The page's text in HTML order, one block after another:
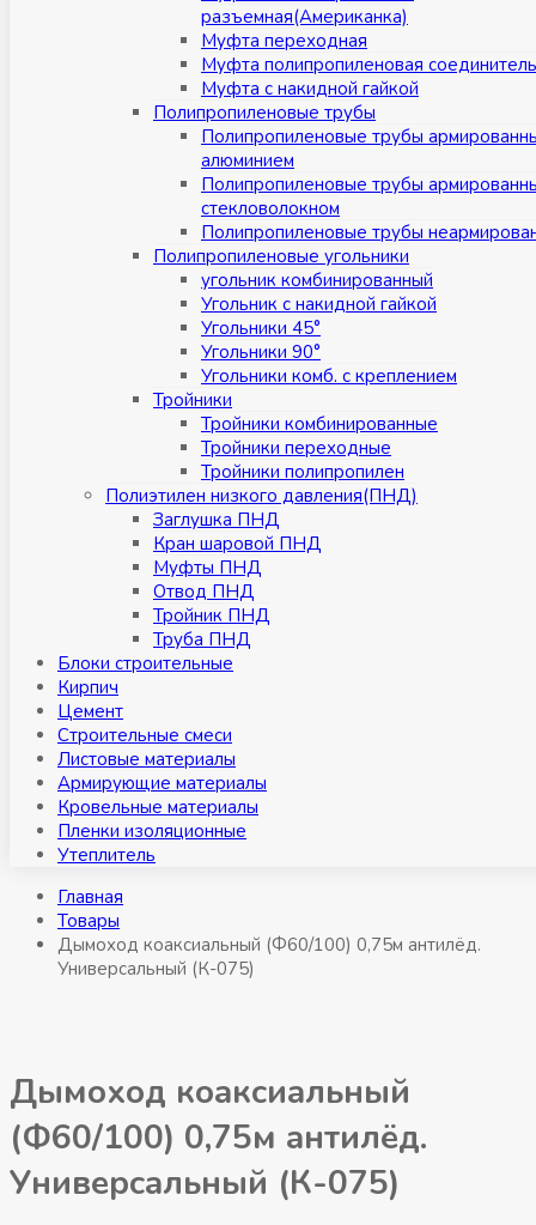
разъемная(Американка)
Муфта переходная
Муфта полипропиленовая
Муфта с накидной гайкой
Полипропиленовые трубы
Полипропиленовые трубы
алюминием
Полипропиленовые трубы
стекловолокном
Полипропиленовые трубы
Полипропиленовые угольники
угольник комбинированный
Угольник с накидной гайкой
Угольники 45°
Угольники 90°
Угольники комб. с креплением
Тройники
Тройники комбинированные
Тройники переходные
Тройники полипропилен
Полиэтилен низкого давления(ПНД)
Заглушка ПНД
Кран шаровой ПНД
Муфты ПНД
Отвод ПНД
Тройник ПНД
Труба ПНД
Блоки строительные
Кирпич
Цемент
Строительные смеси
Листовые материалы
Армирующие материалы
Кровельные материалы
Пленки изоляционные
Утеплитель
Главная
Товары
Дымоход коаксиальный (Ф60/100) 0,75м антилёд.
Универсальный (К-075)
Дымоход коаксиальный
(Ф60/100) 0,75м антилёд.
Универсальный (К-075)